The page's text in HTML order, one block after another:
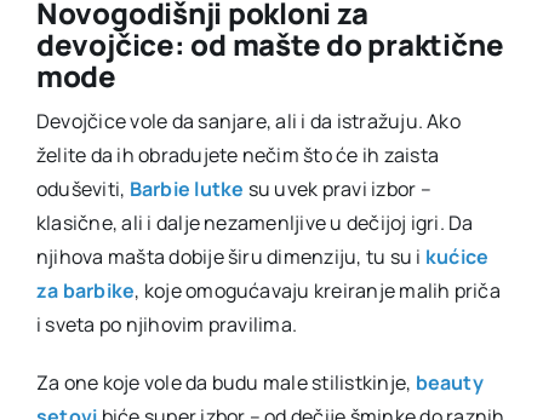
Novogodišnji pokloni za
devojčice: od mašte do praktične
mode
Devojčice vole da sanjare, ali i da istražuju. Ako
želite da ih obradujete nečim što će ih zaista
oduševiti, Barbie lutke su uvek pravi izbor –
klasične, ali i dalje nezamenljive u dečijoj igri. Da
njihova mašta dobije širu dimenziju, tu su i kućice
za barbike, koje omogućavaju kreiranje malih priča
i sveta po njihovim pravilima.
Za one koje vole da budu male stilistkinje, beauty